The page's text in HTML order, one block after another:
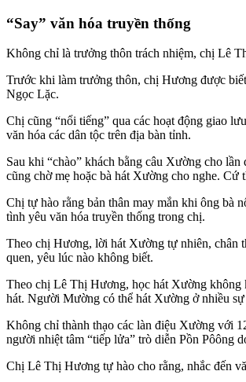
“Say” văn hóa truyền thống
Không chỉ là trưởng thôn trách nhiệm, chị Lê
Trước khi làm trưởng thôn, chị Hương được
Ngọc Lặc.
Chị cũng “nổi tiếng” qua các hoạt động giao
văn hóa các dân tộc trên địa bàn tỉnh.
Sau khi “chào” khách bằng câu Xường cho
cũng chờ mẹ hoặc bà hát Xường cho nghe. Cứ
Chị tự hào rằng bản thân may mắn khi ông bà
tình yêu văn hóa truyền thống trong chị.
Theo chị Hương, lời hát Xường tự nhiên, chân
quen, yêu lúc nào không biết.
Theo chị Lê Thị Hương, học hát Xường không
hát. Người Mường có thể hát Xường ở nhiều
Không chỉ thành thạo các làn điệu Xường với
người nhiệt tâm “tiếp lửa” trò diễn Pồn Pôông
Chị Lê Thị Hương tự hào cho rằng, nhắc đến